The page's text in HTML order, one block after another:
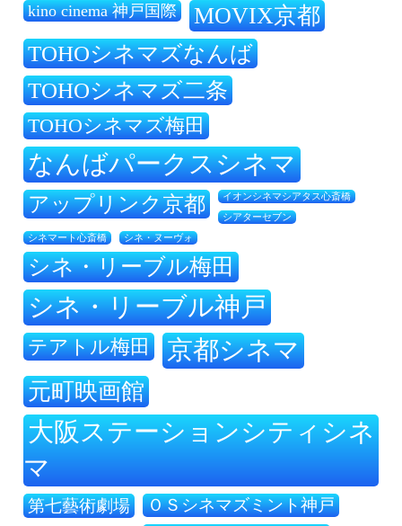
kino cinema 神戸国際 MOVIX京都
TOHOシネマズなんば
TOHOシネマズ二条
TOHOシネマズ梅田
なんばパークスシネマ
アップリンク京都 イオンシネマシアタス心斎橋
シアターセブン
シネマート心斎橋 シネ・ヌーヴォ
シネ・リーブル梅田
シネ・リーブル神戸
テアトル梅田 京都シネマ
元町映画館
大阪ステーションシティシネ
マ
第七藝術劇場 ＯＳシネマズミント神戸